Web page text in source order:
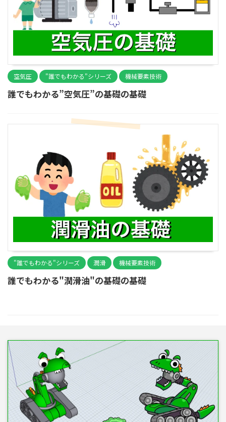
空気圧 "誰でもわかる"シリーズ 機械要素技術
誰でもわかる”空気圧”の基礎の基礎
"誰でもわかる"シリーズ 潤滑 機械要素技術
誰でもわかる"潤滑油"の基礎の基礎